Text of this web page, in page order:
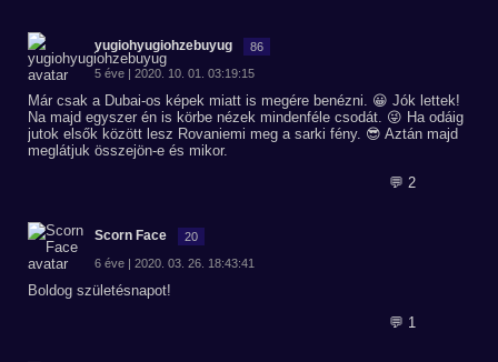
yugiohyugiohzebuyug 86
5 éve | 2020. 10. 01. 03:19:15
Már csak a Dubai-os képek miatt is megére benézni. 😀 Jók lettek!
Na majd egyszer én is körbe nézek mindenféle csodát. 😜 Ha odáig
jutok elsők között lesz Rovaniemi meg a sarki fény. 😎 Aztán majd
meglátjuk összejön-e és mikor.
💬 2
Scorn Face 20
6 éve | 2020. 03. 26. 18:43:41
Boldog születésnapot!
💬 1